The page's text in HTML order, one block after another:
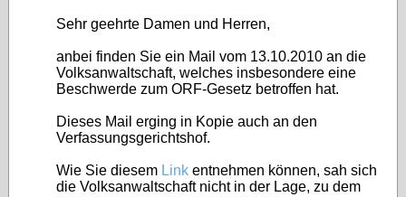
Sehr geehrte Damen und Herren,
anbei finden Sie ein Mail vom 13.10.2010 an die
Volksanwaltschaft, welches insbesondere eine
Beschwerde zum ORF-Gesetz betroffen hat.
Dieses Mail erging in Kopie auch an den
Verfassungsgerichtshof.
Wie Sie diesem Link entnehmen können, sah sich
die Volksanwaltschaft nicht in der Lage, zu dem